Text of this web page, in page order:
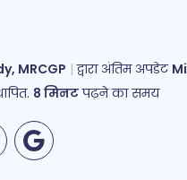
MRCGP द्वारा अंतिम अपडेट
8 मिनटपढ़ने का समय